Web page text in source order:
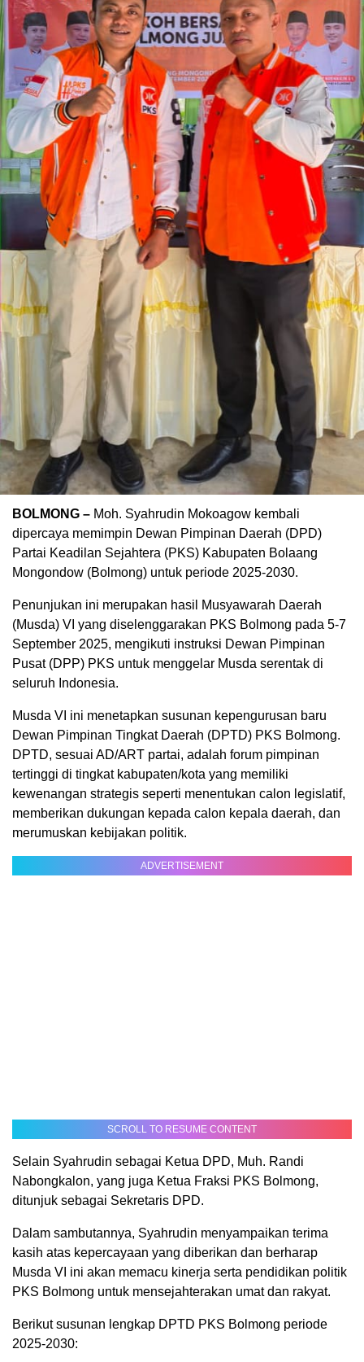
BOLMONG – Moh. Syahrudin Mokoagow kembali
dipercaya memimpin Dewan Pimpinan Daerah (DPD)
Partai Keadilan Sejahtera (PKS) Kabupaten Bolaang
Mongondow (Bolmong) untuk periode 2025-2030.
Penunjukan ini merupakan hasil Musyawarah Daerah
(Musda) VI yang diselenggarakan PKS Bolmong pada 5-7
September 2025, mengikuti instruksi Dewan Pimpinan
Pusat (DPP) PKS untuk menggelar Musda serentak di
seluruh Indonesia.
Musda VI ini menetapkan susunan kepengurusan baru
Dewan Pimpinan Tingkat Daerah (DPTD) PKS Bolmong.
DPTD, sesuai AD/ART partai, adalah forum pimpinan
tertinggi di tingkat kabupaten/kota yang memiliki
kewenangan strategis seperti menentukan calon legislatif,
memberikan dukungan kepada calon kepala daerah, dan
merumuskan kebijakan politik.
ADVERTISEMENT
SCROLL TO RESUME CONTENT
Selain Syahrudin sebagai Ketua DPD, Muh. Randi
Nabongkalon, yang juga Ketua Fraksi PKS Bolmong,
ditunjuk sebagai Sekretaris DPD.
Dalam sambutannya, Syahrudin menyampaikan terima
kasih atas kepercayaan yang diberikan dan berharap
Musda VI ini akan memacu kinerja serta pendidikan politik
PKS Bolmong untuk mensejahterakan umat dan rakyat.
Berikut susunan lengkap DPTD PKS Bolmong periode
2025-2030: